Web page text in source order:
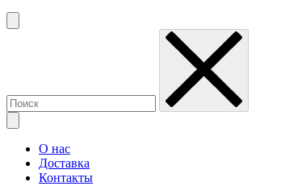
О нас
Доставка
Контакты